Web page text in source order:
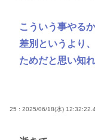
こういう事やる
差別というより
ためだと思い知れ
25 : 2025/06/18(水)